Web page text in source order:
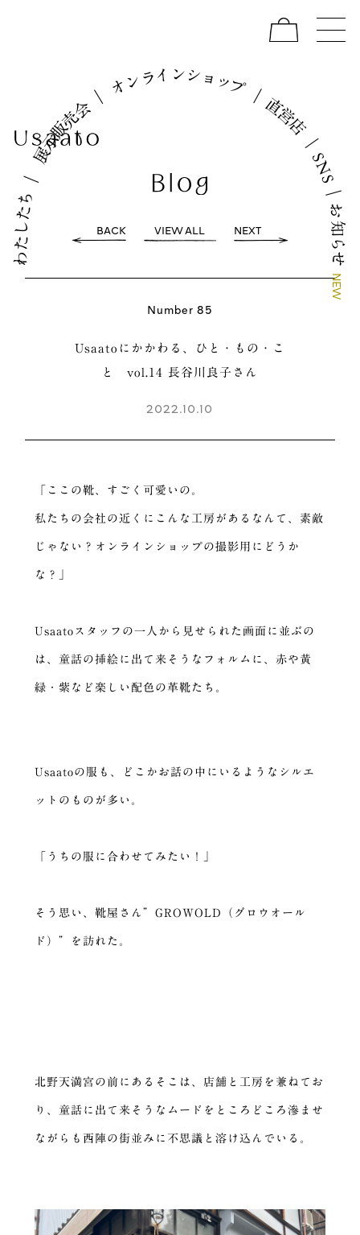
わ
た
し
た
ち
｜
展
示
販売会
｜ オンライ ンショ ップ ｜直営
店
｜
S
N
S
｜
N
E
W
お
知
ら
せ
BACK VIEW ALL NEXT
Number 85
Usaatoにかかわる、ひと・もの・こ
と vol.14 長谷川良子さん
2022.10.10
「ここの靴、すごく可愛いの。
私たちの会社の近くにこんな工房があるなんて、素敵
じゃない？オンラインショップの撮影用にどうか
な？」
Usaatoスタッフの一人から見せられた画面に並ぶの
は、童話の挿絵に出て来そうなフォルムに、赤や黄
緑・紫など楽しい配色の革靴たち。
Usaatoの服も、どこかお話の中にいるようなシルエ
ットのものが多い。
「うちの服に合わせてみたい！」
そう思い、靴屋さん”GROWOLD（グロウオール
ド）”を訪れた。
北野天満宮の前にあるそこは、店舗と工房を兼ねてお
り、童話に出て来そうなムードをところどころ滲ませ
ながらも西陣の街並みに不思議と溶け込んでいる。